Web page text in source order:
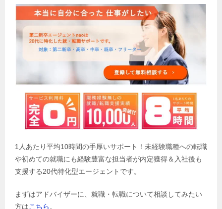
1人あたり平均10時間の手厚いサポート！未経験職種への転職
や初めての就職にも経験豊富な担当者が内定獲得＆入社後も
支援する20代特化型エージェントです。
まずはアドバイザーに、就職・転職について相談してみたい
方はこちら 。